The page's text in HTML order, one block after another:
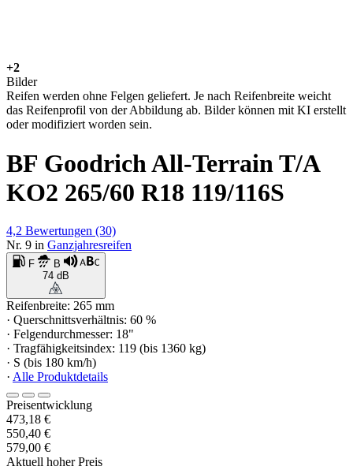
+2
Bilder
Reifen werden ohne Felgen geliefert. Je nach Reifenbreite weicht
das Reifenprofil von der Abbildung ab. Bilder können mit KI erstellt
oder modifiziert worden sein.
BF Goodrich All-Terrain T/A
KO2 265/60 R18 119/116S
4,2 Bewertungen (30)
Nr. 9 in Ganzjahresreifen
F
B
74 dB
Reifenbreite: 265 mm
· Querschnittsverhältnis: 60 %
· Felgendurchmesser: 18"
· Tragfähigkeitsindex: 119 (bis 1360 kg)
· S (bis 180 km/h)
· Alle Produktdetails
Preisentwicklung
473,18 €
550,40 €
579,00 €
Aktuell hoher Preis